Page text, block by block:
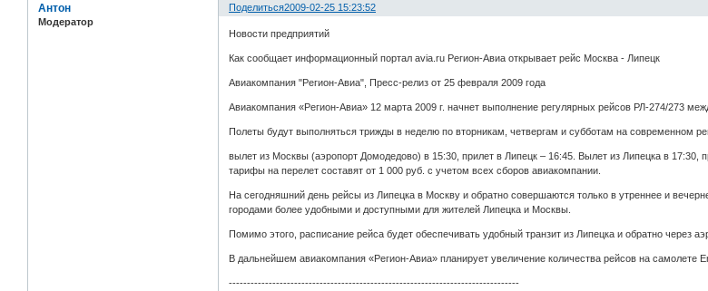
Поделиться2009-02-25 15:23:52
Антон
Модератор
Новости предприятий
Как сообщает информационный портал avia.ru Регион-Авиа открывает рейс Москва - Липецк
Авиакомпания "Регион-Авиа", Пресс-релиз от 25 февраля 2009 года
Авиакомпания «Регион-Авиа» 12 марта 2009 г. начнет выполнение регулярных рейсов РЛ-274/273
Полеты будут выполняться трижды в неделю по вторникам, четвергам и субботам на современном
вылет из Москвы (аэропорт Домодедово) в 15:30, прилет в Липецк – 16:45. Вылет из Липецка в 17:30,
тарифы на перелет составят от 1 000 руб. с учетом всех сборов авиакомпании.
На сегодняшний день рейсы из Липецка в Москву и обратно совершаются только в утреннее и
городами более удобными и доступными для жителей Липецка и Москвы.
Помимо этого, расписание рейса будет обеспечивать удобный транзит из Липецка и обратно через
В дальнейшем авиакомпания «Регион-Авиа» планирует увеличение количества рейсов на самолете
--------------------------------------------------------------------------------